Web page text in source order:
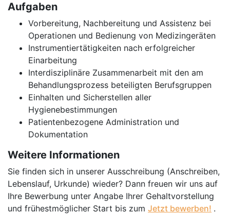
Aufgaben
Vorbereitung, Nachbereitung und Assistenz bei
Operationen und Bedienung von Medizingeräten
Instrumentiertätigkeiten nach erfolgreicher
Einarbeitung
Interdisziplinäre Zusammenarbeit mit den am
Behandlungsprozess beteiligten Berufsgruppen
Einhalten und Sicherstellen aller
Hygienebestimmungen
Patientenbezogene Administration und
Dokumentation
Weitere Informationen
Sie finden sich in unserer Ausschreibung (Anschreiben,
Lebenslauf, Urkunde) wieder? Dann freuen wir uns auf
Ihre Bewerbung unter Angabe Ihrer Gehaltvorstellung
und frühestmöglicher Start bis zum Jetzt bewerben! .